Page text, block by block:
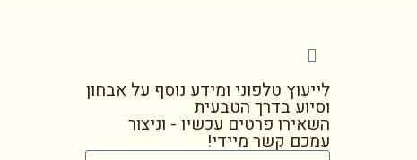
לייעוץ טלפוני ומידע נוסף על אבחון
וסיוע בדרך הטבעית
השאירו פרטים עכשיו - וניצור
עמכם קשר מיידי!